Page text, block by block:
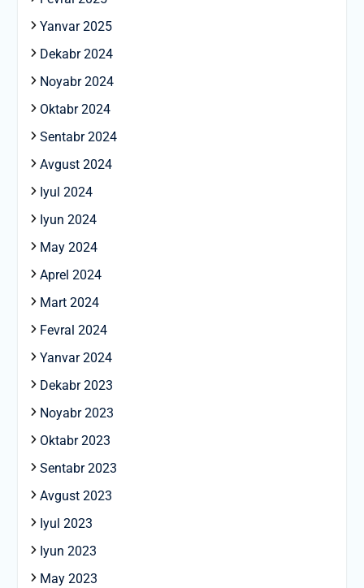
Yanvar 2025
Dekabr 2024
Noyabr 2024
Oktabr 2024
Sentabr 2024
Avgust 2024
Iyul 2024
Iyun 2024
May 2024
Aprel 2024
Mart 2024
Fevral 2024
Yanvar 2024
Dekabr 2023
Noyabr 2023
Oktabr 2023
Sentabr 2023
Avgust 2023
Iyul 2023
Iyun 2023
May 2023